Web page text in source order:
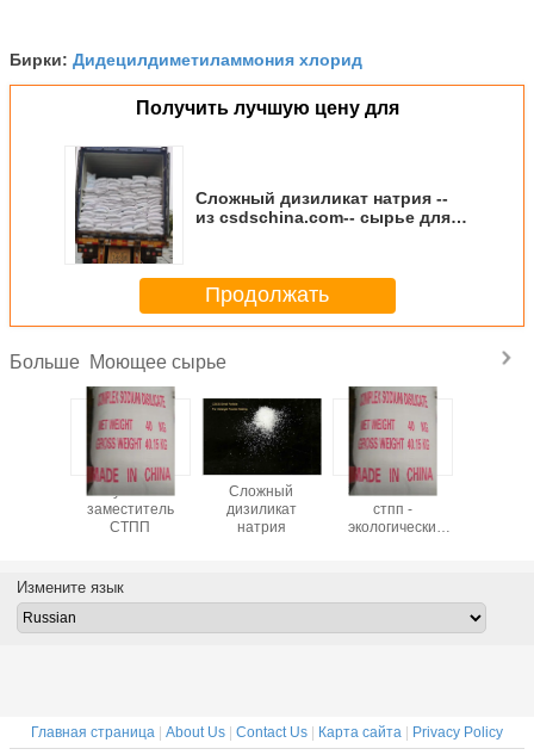
Бирки: Дидецилдиметиламмония хлорид
Получить лучшую цену для
Сложный дизиликат натрия --
из csdschina.com-- сырье для
Продолжать
Больше Моющее сырье
лучший
заместитель
СТПП
Сложный
дизиликат
натрия
Заместитель
стпп -
экологически
Измените язык
Главная страница | About Us | Contact Us | Карта сайта | Privacy Policy